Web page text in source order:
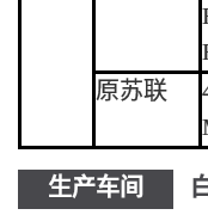
原苏联
生产车间